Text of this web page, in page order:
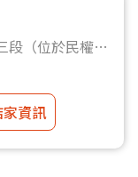
段（位於民權西
資訊